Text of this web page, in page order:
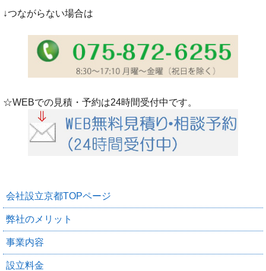
↓つながらない場合は
☆WEBでの見積・予約は24時間受付中です。
会社設立京都TOPページ
弊社のメリット
事業内容
設立料金